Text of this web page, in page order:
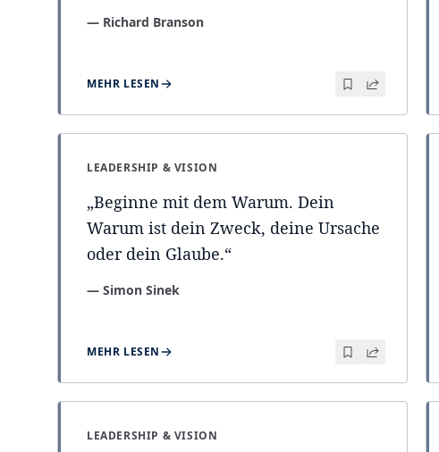
— Richard Branson
MEHR LESEN
LEADERSHIP & VISION
„Beginne mit dem Warum. Dein
Warum ist dein Zweck, deine Ursache
oder dein Glaube.“
— Simon Sinek
MEHR LESEN
LEADERSHIP & VISION